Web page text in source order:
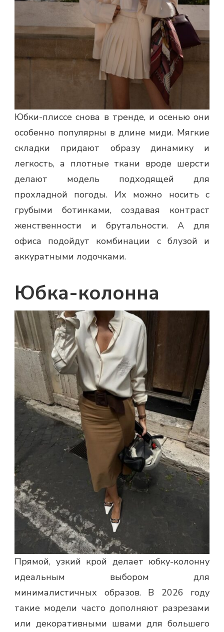
Юбки-плиссе снова в тренде, и осенью они
особенно популярны в длине миди. Мягкие
складки придают образу динамику и
легкость, а плотные ткани вроде шерсти
делают модель подходящей для
прохладной погоды. Их можно носить с
грубыми ботинками, создавая контраст
женственности и брутальности. А для
офиса подойдут комбинации с блузой и
аккуратными лодочками.
Юбка-колонна
Прямой, узкий крой делает юбку-колонну
идеальным выбором для
минималистичных образов. В 2026 году
такие модели часто дополняют разрезами
или декоративными швами для большего